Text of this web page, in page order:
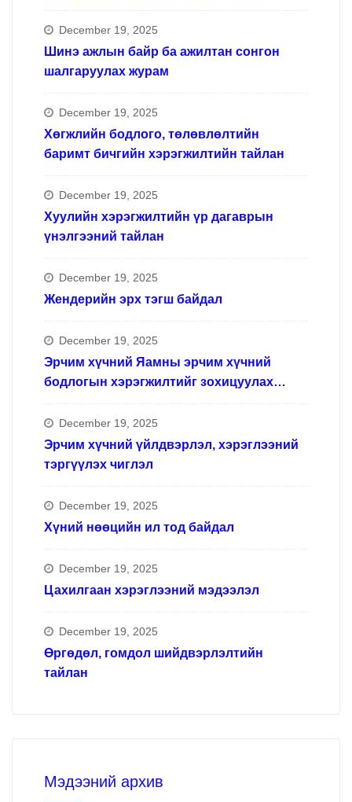
December 19, 2025
Шинэ ажлын байр ба ажилтан сонгон
шалгаруулах журам
December 19, 2025
Хөгжлийн бодлого, төлөвлөлтийн
баримт бичгийн хэрэгжилтийн тайлан
December 19, 2025
Хуулийн хэрэгжилтийн үр дагаврын
үнэлгээний тайлан
December 19, 2025
Жендерийн эрх тэгш байдал
December 19, 2025
Эрчим хүчний Яамны эрчим хүчний
бодлогын хэрэгжилтийг зохицуулах
December 19, 2025
Эрчим хүчний үйлдвэрлэл, хэрэглээний
тэргүүлэх чиглэл
December 19, 2025
Хүний нөөцийн ил тод байдал
December 19, 2025
Цахилгаан хэрэглээний мэдээлэл
December 19, 2025
Өргөдөл, гомдол шийдвэрлэлтийн
тайлан
Мэдээний архив